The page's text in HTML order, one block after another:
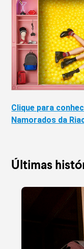
Clique para
Namorados da
Últimas